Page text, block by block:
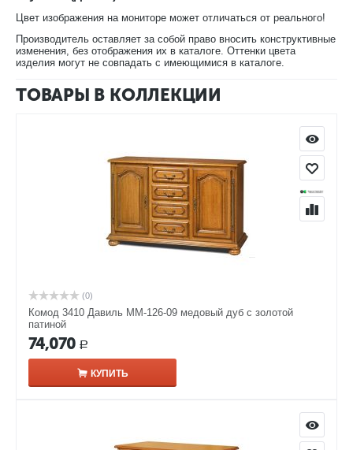
смотреться не только на антикварных предметах, но и на
современных предметах мебели.
витриной Давиль ММ-126-50П с доставкой на дом.
Цвет изображения на мониторе может отличаться от реального!
Производитель оставляет за собой право вносить конструктивные
изменения, без отображения их в каталоге. Оттенки цвета
изделия могут не совпадать с имеющимися в каталоге.
ТОВАРЫ В КОЛЛЕКЦИИ
(0)
Комод 3410 Давиль ММ-126-09 медовый дуб с золотой
патиной
74,070 Р
КУПИТЬ